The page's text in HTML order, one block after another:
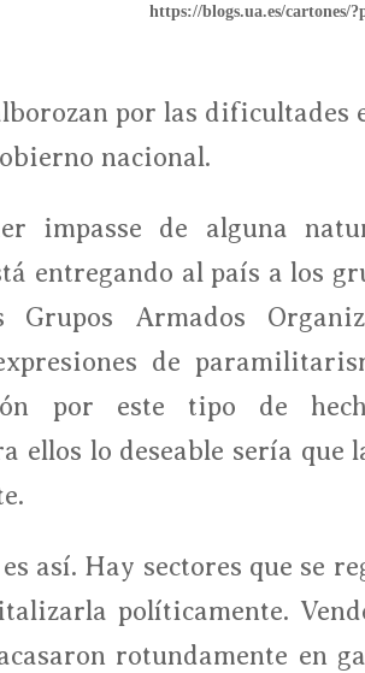
https://blogs.ua.es/cartones/
por las dificultades
nacional.
impasse de alguna
entregando al país a los
Armados
de
por este tipo de
ellos lo deseable sería que
así. Hay sectores que se
políticamente.
rotundamente en